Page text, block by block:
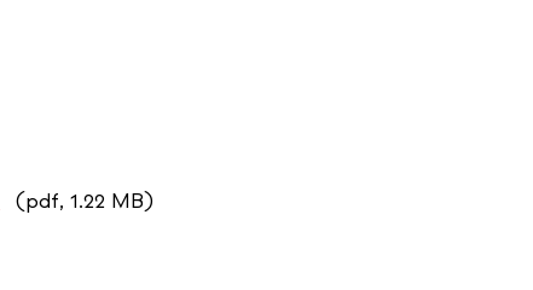
(pdf, 1.22 MB)